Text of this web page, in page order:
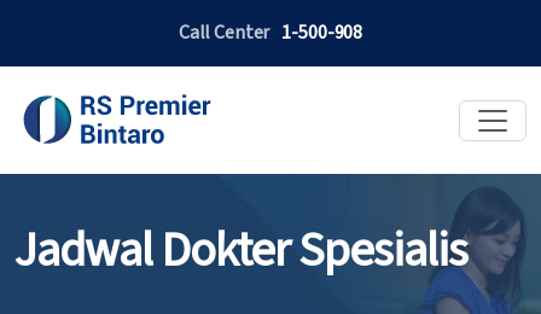
Call Center 1-500-908
Jadwal Dokter Spesialis